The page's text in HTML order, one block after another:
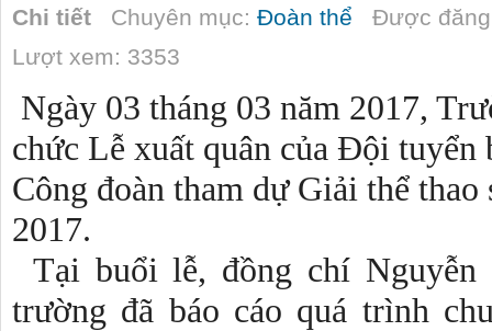
Chi tiết Chuyên mục: Đoàn thể Được
Lượt xem: 3353
Ngày 03 tháng 03 năm 2017,
chức Lễ xuất quân của Đội tuyển
Công đoàn tham dự Giải thể
2017.
Tại buổi lễ, đồng chí
trường đã báo cáo quá trình